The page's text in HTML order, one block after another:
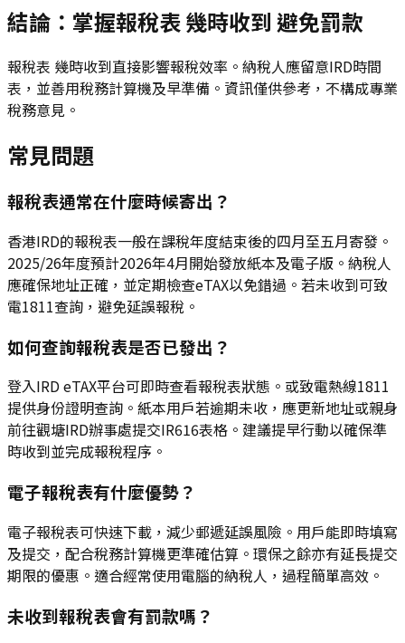
結論：掌握報稅表 幾時收到 避免罰款
報稅表 幾時收到直接影響報稅效率。納稅人應留意IRD時間
表，並善用稅務計算機及早準備。資訊僅供參考，不構成專業
稅務意見。
常見問題
報稅表通常在什麼時候寄出？
香港IRD的報稅表一般在課稅年度結束後的四月至五月寄發。
2025/26年度預計2026年4月開始發放紙本及電子版。納稅人
應確保地址正確，並定期檢查eTAX以免錯過。若未收到可致
電1811查詢，避免延誤報稅。
如何查詢報稅表是否已發出？
登入IRD eTAX平台可即時查看報稅表狀態。或致電熱線1811
提供身份證明查詢。紙本用戶若逾期未收，應更新地址或親身
前往觀塘IRD辦事處提交IR616表格。建議提早行動以確保準
時收到並完成報稅程序。
電子報稅表有什麼優勢？
電子報稅表可快速下載，減少郵遞延誤風險。用戶能即時填寫
及提交，配合稅務計算機更準確估算。環保之餘亦有延長提交
期限的優惠。適合經常使用電腦的納稅人，過程簡單高效。
未收到報稅表會有罰款嗎？